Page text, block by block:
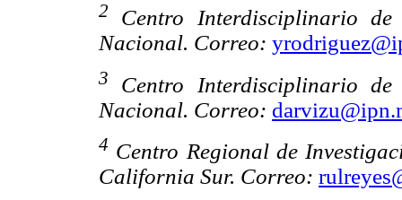
2
Centro Interdisciplinario
Nacional. Correo:
3
Centro Interdisciplinario
Nacional. Correo:
4 Centro Regional de
California Sur. Correo: